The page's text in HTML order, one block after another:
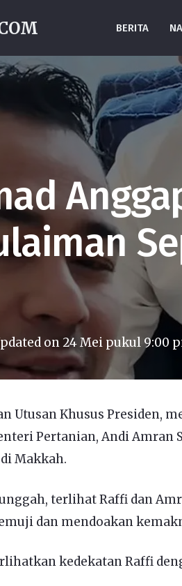
BERITA
on 24 Mei pukul 9:00
Utusan Khusus Presiden,
Pertanian, Andi Amran
Makkah.
terlihat Raffi dan
dan mendoakan
kedekatan Raffi